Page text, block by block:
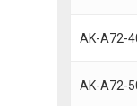
AK-A72-
AK-A72-